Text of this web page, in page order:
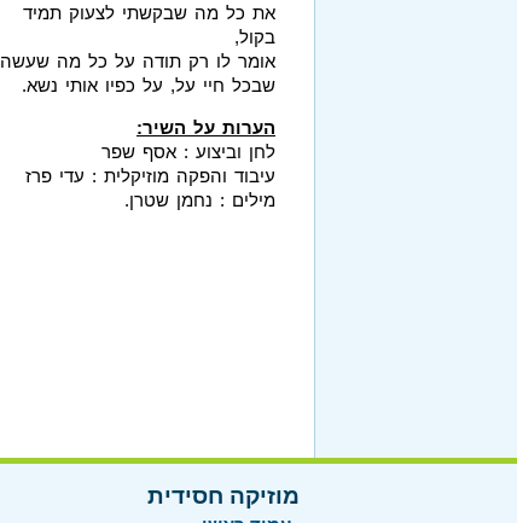
את כל מה שבקשתי לצעוק תמיד
בקול,
אומר לו רק תודה על כל מה שעשה
שבכל חיי על, על כפיו אותי נשא.
הערות על השיר:
לחן וביצוע : אסף שפר
עיבוד והפקה מוזיקלית : עדי פרז
מילים : נחמן שטרן.
מוזיקה חסידית